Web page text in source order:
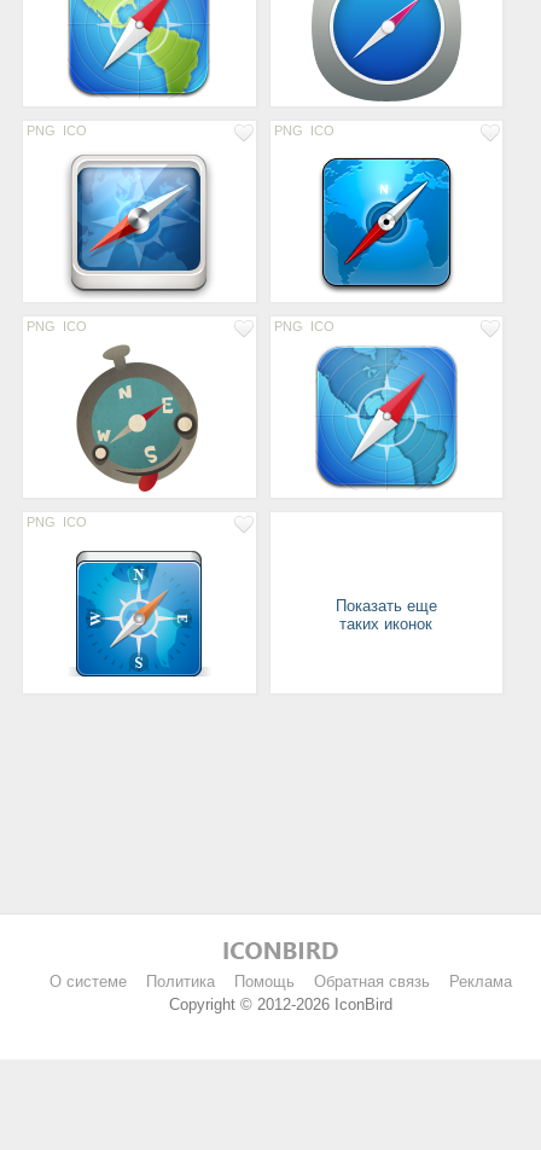
PNG ICO PNG ICO
PNG ICO PNG ICO
PNG ICO
Показать еще
таких иконок
О системе Политика Помощь Обратная связь
Реклама
Copyright © 2012-2026 IconBird